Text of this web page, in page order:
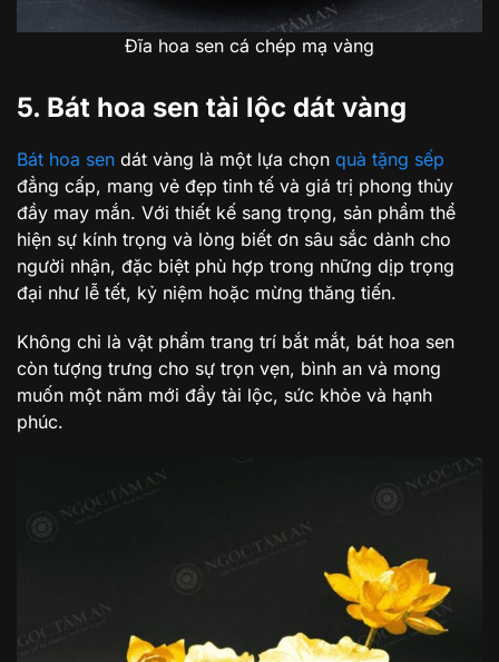
Đĩa hoa sen cá chép mạ vàng
5. Bát hoa sen tài lộc dát vàng
Bát hoa sen dát vàng là một lựa chọn quà tặng sếp
đẳng cấp, mang vẻ đẹp tinh tế và giá trị phong thủy
đầy may mắn. Với thiết kế sang trọng, sản phẩm thể
hiện sự kính trọng và lòng biết ơn sâu sắc dành cho
người nhận, đặc biệt phù hợp trong những dịp trọng
đại như lễ tết, kỷ niệm hoặc mừng thăng tiến.
Không chỉ là vật phẩm trang trí bắt mắt, bát hoa sen
còn tượng trưng cho sự trọn vẹn, bình an và mong
muốn một năm mới đầy tài lộc, sức khỏe và hạnh
phúc.